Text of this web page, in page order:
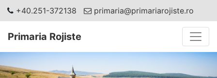
+40.251-372138 primaria@primariarojiste.ro
Primaria Rojiste